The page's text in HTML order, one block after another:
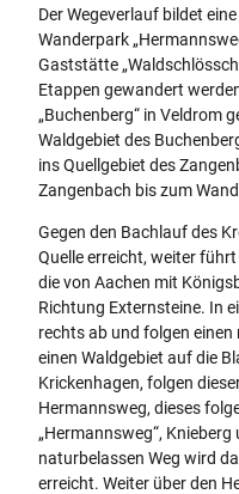
Der Wegeverlauf bildet
Wanderpark
Gaststätte
Etappen gewandert
„Buchenberg“ in Veldrom
Waldgebiet des
ins Quellgebiet des
Zangenbach bis zum
Gegen den Bachlauf des
Quelle erreicht, weiter
die von Aachen mit
Richtung Externsteine. In
rechts ab und folgen
einen Waldgebiet auf die
Krickenhagen, folgen
Hermannsweg, dieses
„Hermannsweg“,
naturbelassen Weg wird
erreicht. Weiter über den